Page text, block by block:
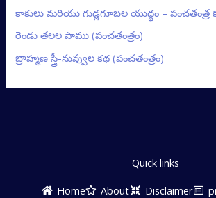
కాకులు మరియు గుడ్లగూబల యుద్ధం – పంచతంత్ర
రెండు తలల పాము (పంచతంత్రం)
బ్రాహ్మణ స్త్రీ-నువ్వుల కథ (పంచతంత్రం)
Quick links
Home
About Disclaimer